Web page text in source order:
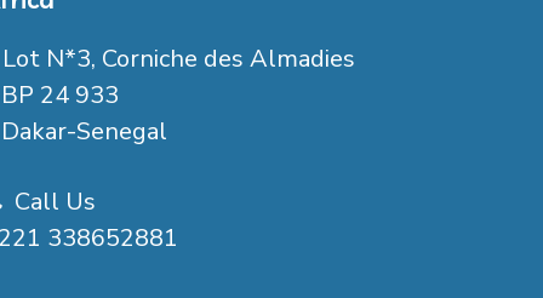
N*3, Corniche des Almadies
BP 24 933
Dakar-Senegal
Call Us
338652881